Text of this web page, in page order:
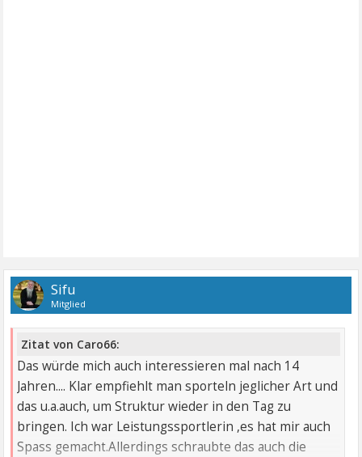
Sifu
Mitglied
Zitat von Caro66:
Das würde mich auch interessieren mal nach 14
Jahren.... Klar empfiehlt man sporteln jeglicher Art und
das u.a.auch, um Struktur wieder in den Tag zu
bringen. Ich war Leistungssportlerin ,es hat mir auch
Spass gemacht.Allerdings schraubte das auch die